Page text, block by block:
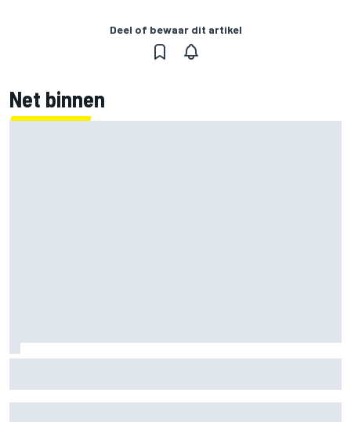
Deel of bewaar dit artikel
Net binnen